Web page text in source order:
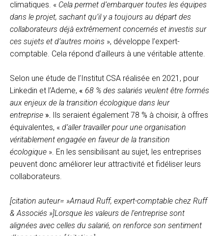
climatiques. « Cela permet d’embarquer toutes les équipes
dans le projet, sachant qu’il y a toujours au départ des
collaborateurs déjà extrêmement concernés et investis sur
ces sujets et d’autres moins », développe l’expert-
comptable. Cela répond d’ailleurs à une véritable attente.
Selon une étude de l’Institut CSA réalisée en 2021, pour
Linkedin et l’Ademe, « 68 % des salariés veulent être formés
aux enjeux de la transition écologique dans leur
entreprise ». Ils seraient également 78 % à choisir, à offres
équivalentes, « d’aller travailler pour une organisation
véritablement engagée en faveur de la transition
écologique ». En les sensibilisant au sujet, les entreprises
peuvent donc améliorer leur attractivité et fidéliser leurs
collaborateurs.
[citation auteur= »Arnaud Ruff, expert-comptable chez Ruff
& Associés »]Lorsque les valeurs de l’entreprise sont
alignées avec celles du salarié, on renforce son sentiment